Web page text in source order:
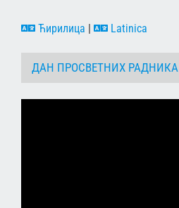
Ћирилица | Latinica
ДАН ПРОСВЕТНИХ РАДНИКА